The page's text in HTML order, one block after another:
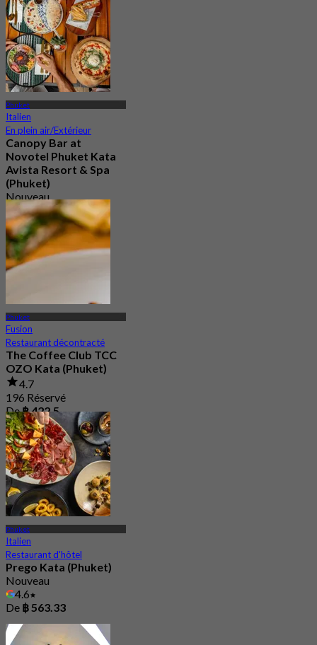
Phuket
Italien
En plein air/Extérieur
Canopy Bar at
Novotel Phuket Kata
Avista Resort & Spa
(Phuket)
Nouveau
4.9
De฿ 2,250
Phuket
Fusion
Restaurant décontracté
The Coffee Club TCC
OZO Kata (Phuket)
4.7
196 Réservé
De฿ 422.5
Phuket
Italien
Restaurant d'hôtel
Prego Kata (Phuket)
Nouveau
4.6
De ฿ 563.33